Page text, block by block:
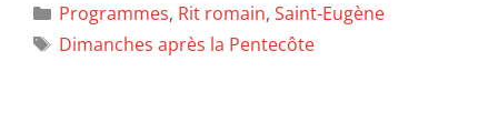
Programmes, Rit romain, Saint-Eugène
Dimanches après la Pentecôte